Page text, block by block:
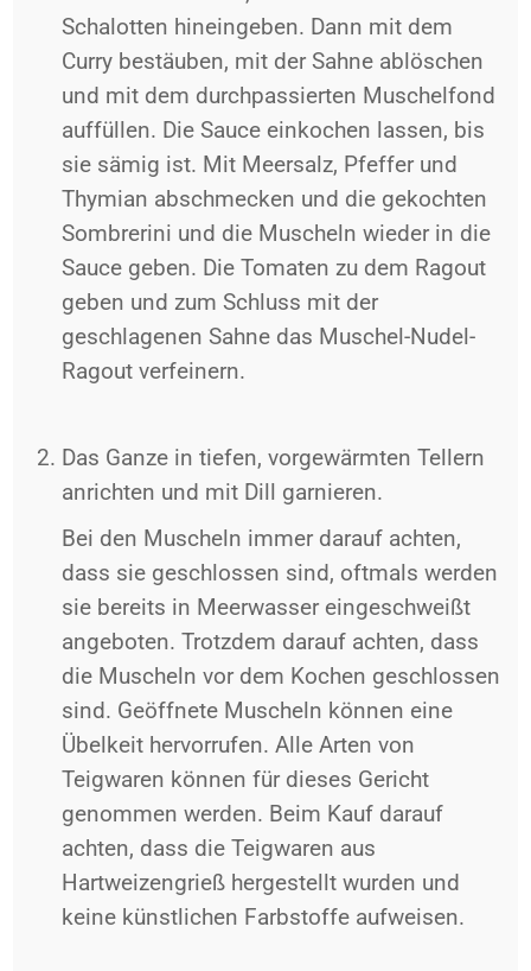
Schalotten hineingeben. Dann mit dem
Curry bestäuben, mit der Sahne ablöschen
und mit dem durchpassierten Muschelfond
auffüllen. Die Sauce einkochen lassen, bis
sie sämig ist. Mit Meersalz, Pfeffer und
Thymian abschmecken und die gekochten
Sombrerini und die Muscheln wieder in die
Sauce geben. Die Tomaten zu dem Ragout
geben und zum Schluss mit der
geschlagenen Sahne das Muschel-Nudel-
Ragout verfeinern.
Das Ganze in tiefen, vorgewärmten Tellern
anrichten und mit Dill garnieren.
Bei den Muscheln immer darauf achten,
dass sie geschlossen sind, oftmals werden
sie bereits in Meerwasser eingeschweißt
angeboten. Trotzdem darauf achten, dass
die Muscheln vor dem Kochen geschlossen
sind. Geöffnete Muscheln können eine
Übelkeit hervorrufen. Alle Arten von
Teigwaren können für dieses Gericht
genommen werden. Beim Kauf darauf
achten, dass die Teigwaren aus
Hartweizengrieß hergestellt wurden und
keine künstlichen Farbstoffe aufweisen.